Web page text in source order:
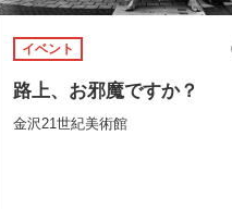
イベント
路上、お邪魔ですか？
金沢21世紀美術館